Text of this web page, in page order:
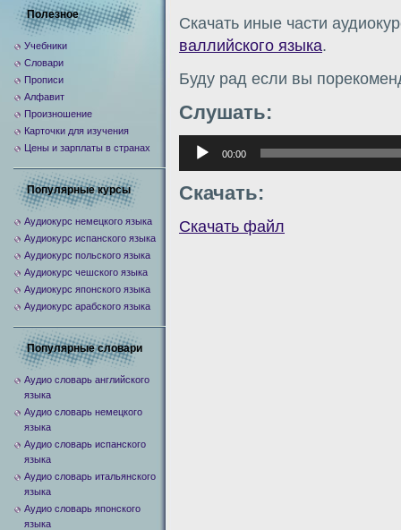
Скачать иные части
валлийского языка.
Буду рад если вы
Слушать:
Аудиоплеер
00:00
Скачать:
Скачать файл
Полезное
Учебники
Словари
Прописи
Алфавит
Произношение
Карточки для изучения
Цены и зарплаты в странах
Популярные курсы
Аудиокурс немецкого языка
Аудиокурс испанского языка
Аудиокурс польского языка
Аудиокурс чешского языка
Аудиокурс японского языка
Аудиокурс арабского языка
Популярные словари
Аудио словарь английского
языка
Аудио словарь немецкого
языка
Аудио словарь испанского
языка
Аудио словарь итальянского
языка
Аудио словарь японского
языка